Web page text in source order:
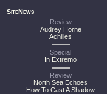
SiteNews
Review
Audrey Horne
Achilles
Special
In Extremo
Review
North Sea Echoes
How To Cast A Shadow